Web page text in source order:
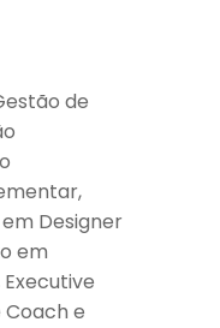
de
Designer
em
Coach e